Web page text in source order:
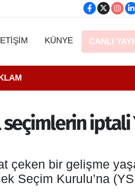
KÜNYE CANLI
seçimlerin iptali
çeken bir gelişme
Seçim Kurulu’na